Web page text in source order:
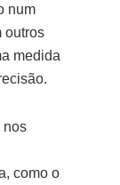
num
outros
medida
nos
como o